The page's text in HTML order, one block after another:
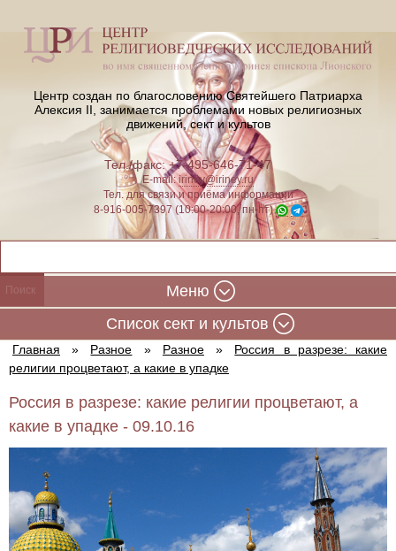
Центр создан по благословению Святейшего Патриарха
Алексия II, занимается проблемами новых религиозных
движений, сект и культов
Тел./факс: +7-495-646-71-47
E-mail:iriney@iriney.ru
Тел. для связи и приёма информации
8-916-005-7397 (10:00-20:00, пн-пт)
Меню
Cписок сект и культов
Главная » Разное » Разное »
Россия в разрезе: какие
религии процветают, а какие в упадке
Россия в разрезе: какие религии процветают, а
какие в упадке - 09.10.16